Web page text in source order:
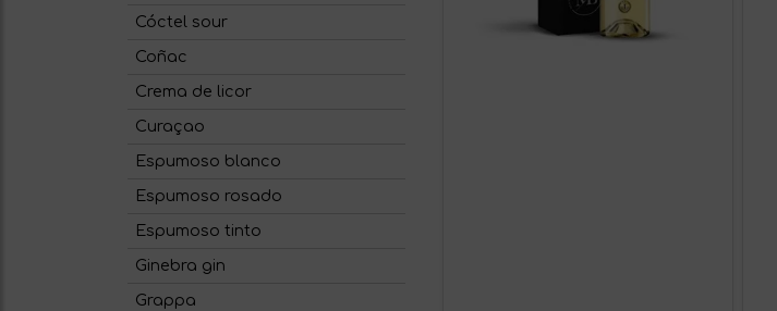
Cóctel sour
Coñac
Crema de licor
Curaçao
Espumoso blanco
Espumoso rosado
Espumoso tinto
Ginebra gin
Grappa